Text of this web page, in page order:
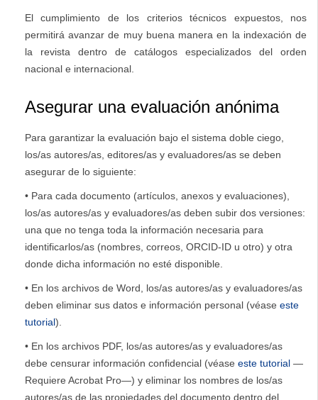
El cumplimiento de los criterios técnicos expuestos, nos
permitirá avanzar de muy buena manera en la indexación de
la revista dentro de catálogos especializados del orden
nacional e internacional.
Asegurar una evaluación anónima
Para garantizar la evaluación bajo el sistema doble ciego,
los/as autores/as, editores/as y evaluadores/as se deben
asegurar de lo siguiente:
• Para cada documento (artículos, anexos y evaluaciones),
los/as autores/as y evaluadores/as deben subir dos versiones:
una que no tenga toda la información necesaria para
identificarlos/as (nombres, correos, ORCID-ID u otro) y otra
donde dicha información no esté disponible.
• En los archivos de Word, los/as autores/as y evaluadores/as
deben eliminar sus datos e información personal (véase este
tutorial).
• En los archivos PDF, los/as autores/as y evaluadores/as
debe censurar información confidencial (véase este tutorial —
Requiere Acrobat Pro—) y eliminar los nombres de los/as
autores/as de las propiedades del documento dentro del